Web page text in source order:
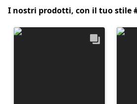
I nostri prodotti, con il tuo stile